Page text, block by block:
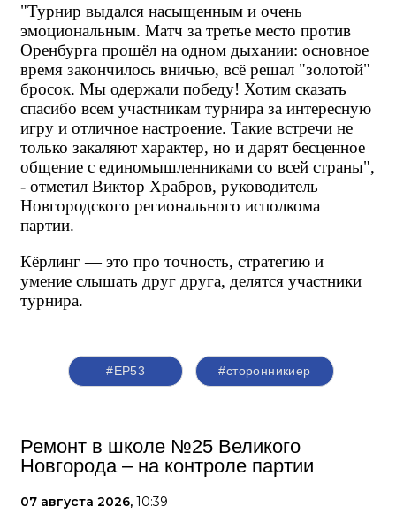
"Турнир выдался насыщенным и очень
эмоциональным. Матч за третье место против
Оренбурга прошёл на одном дыхании: основное
время закончилось вничью, всё решал "золотой"
бросок. Мы одержали победу! Хотим сказать
спасибо всем участникам турнира за интересную
игру и отличное настроение. Такие встречи не
только закаляют характер, но и дарят бесценное
общение с единомышленниками со всей страны",
- отметил Виктор Храбров, руководитель
Новгородского регионального исполкома
партии.
Кёрлинг — это про точность, стратегию и
умение слышать друг друга, делятся участники
турнира.
#ЕР53 #сторонникиер
Ремонт в школе №25 Великого
Новгорода – на контроле партии
07 августа 2026, 10:39